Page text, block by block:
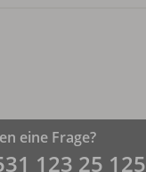
eine Frage?
­123 25 125